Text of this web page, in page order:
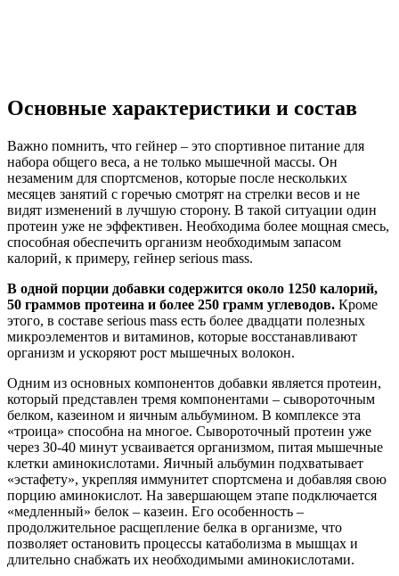
Основные характеристики и состав
Важно помнить, что гейнер – это спортивное питание для
набора общего веса, а не только мышечной массы. Он
незаменим для спортсменов, которые после нескольких
месяцев занятий с горечью смотрят на стрелки весов и не
видят изменений в лучшую сторону. В такой ситуации один
протеин уже не эффективен. Необходима более мощная смесь,
способная обеспечить организм необходимым запасом
калорий, к примеру, гейнер serious mass.
В одной порции добавки содержится около 1250 калорий,
50 граммов протеина и более 250 грамм углеводов. Кроме
этого, в составе serious mass есть более двадцати полезных
микроэлементов и витаминов, которые восстанавливают
организм и ускоряют рост мышечных волокон.
Одним из основных компонентов добавки является протеин,
который представлен тремя компонентами – сывороточным
белком, казеином и яичным альбумином. В комплексе эта
«троица» способна на многое. Сывороточный протеин уже
через 30-40 минут усваивается организмом, питая мышечные
клетки аминокислотами. Яичный альбумин подхватывает
«эстафету», укрепляя иммунитет спортсмена и добавляя свою
порцию аминокислот. На завершающем этапе подключается
«медленный» белок – казеин. Его особенность –
продолжительное расщепление белка в организме, что
позволяет остановить процессы катаболизма в мышцах и
длительно снабжать их необходимыми аминокислотами.